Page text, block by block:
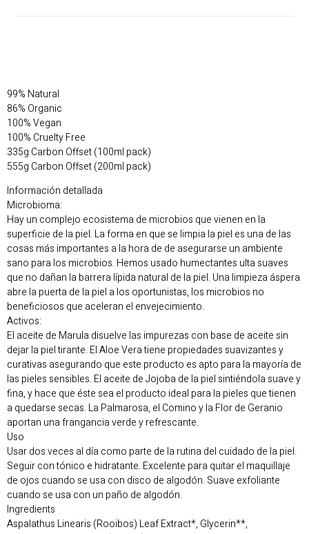
99% Natural
86% Organic
100% Vegan
100% Cruelty Free
335g Carbon Offset (100ml pack)
555g Carbon Offset (200ml pack)
Información detallada
Microbioma:
Hay un complejo ecosistema de microbios que vienen en la
superficie de la piel. La forma en que se limpia la piel es una de las
cosas más importantes a la hora de de asegurarse un ambiente
sano para los microbios. Hemos usado humectantes ulta suaves
que no dañan la barrera lípida natural de la piel. Una limpieza áspera
abre la puerta de la piel a los oportunistas, los microbios no
beneficiosos que aceleran el envejecimiento.
Activos:
El aceite de Marula disuelve las impurezas con base de aceite sin
dejar la piel tirante. El Aloe Vera tiene propiedades suavizantes y
curativas asegurando que este producto es apto para la mayoría de
las pieles sensibles. El aceite de Jojoba de la piel sintiéndola suave y
fina, y hace que éste sea el producto ideal para la pieles que tienen
a quedarse secas. La Palmarosa, el Comino y la Flor de Geranio
aportan una frangancia verde y refrescante.
Uso
Usar dos veces al día como parte de la rutina del cuidado de la piel.
Seguir con tónico e hidratante. Excelente para quitar el maquillaje
de ojos cuando se usa con disco de algodón. Suave exfoliante
cuando se usa con un paño de algodón.
Ingredients
Aspalathus Linearis (Rooibos) Leaf Extract*, Glycerin**,